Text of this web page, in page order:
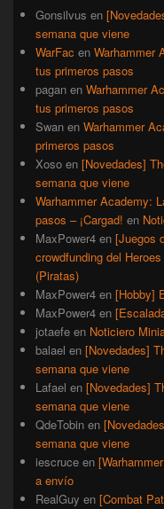
Gonsilvus en
semana que viene
WarFac en Warhammer
tus primeros pasos
pagan en Warhammer
tus primeros pasos
Swan en Warhammer
primeros pasos
Xoso en [Novedades]
semana que viene
Warhammer Academy:
pasos – ¡Cargad! en
MaxPower4 en [Juegos
crowdfunding del
(Piratas)
MaxPower4 en [Hobby]
MaxPower4 en
jotaefe en Noticiero
balael en [Novedades]
semana que viene
Lafael en [Novedades]
semana que viene
QdeTobin en
semana que viene
iescruce en
a envío
RealGuy en [Combat